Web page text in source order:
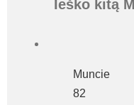
Ieško kitą
Muncie
82